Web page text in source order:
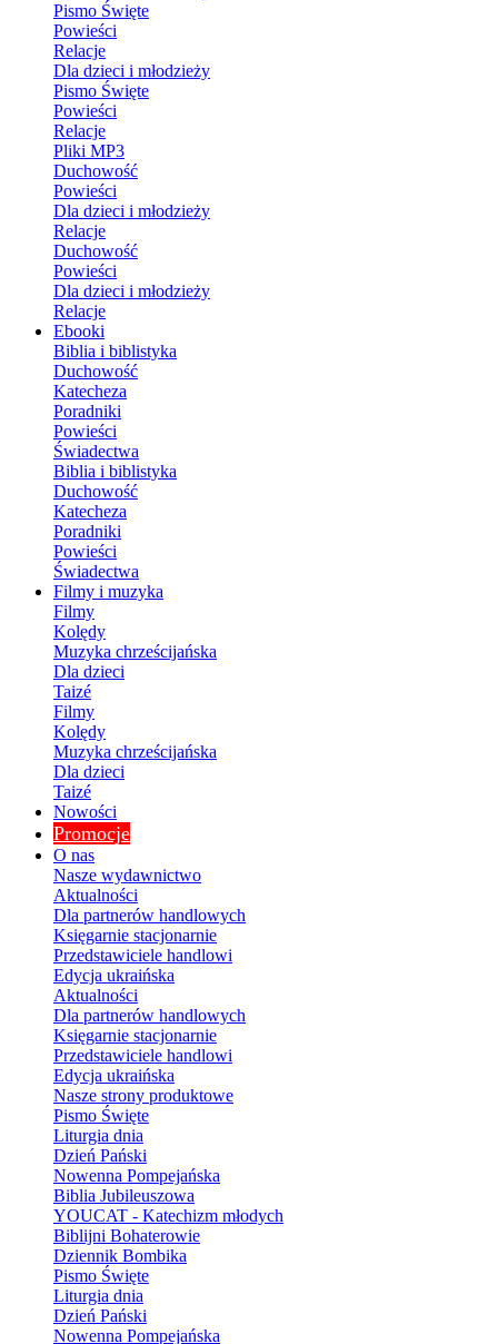
Pismo Święte
Powieści
Relacje
Dla dzieci i młodzieży
Pismo Święte
Powieści
Relacje
Pliki MP3
Duchowość
Powieści
Dla dzieci i młodzieży
Relacje
Duchowość
Powieści
Dla dzieci i młodzieży
Relacje
Ebooki
Biblia i biblistyka
Duchowość
Katecheza
Poradniki
Powieści
Świadectwa
Biblia i biblistyka
Duchowość
Katecheza
Poradniki
Powieści
Świadectwa
Filmy i muzyka
Filmy
Kolędy
Muzyka chrześcijańska
Dla dzieci
Taizé
Filmy
Kolędy
Muzyka chrześcijańska
Dla dzieci
Taizé
Nowości
Promocje
O nas
Nasze wydawnictwo
Aktualności
Dla partnerów handlowych
Księgarnie stacjonarnie
Przedstawiciele handlowi
Edycja ukraińska
Aktualności
Dla partnerów handlowych
Księgarnie stacjonarnie
Przedstawiciele handlowi
Edycja ukraińska
Nasze strony produktowe
Pismo Święte
Liturgia dnia
Dzień Pański
Nowenna Pompejańska
Biblia Jubileuszowa
YOUCAT - Katechizm młodych
Biblijni Bohaterowie
Dziennik Bombika
Pismo Święte
Liturgia dnia
Dzień Pański
Nowenna Pompejańska